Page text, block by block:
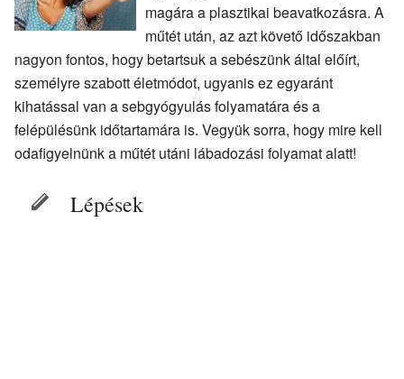
magára a plasztikai beavatkozásra. A
műtét után, az azt követő időszakban
nagyon fontos, hogy betartsuk a sebészünk által előírt,
személyre szabott életmódot, ugyanis ez egyaránt
kihatással van a sebgyógyulás folyamatára és a
felépülésünk időtartamára is. Vegyük sorra, hogy mire kell
odafigyelnünk a műtét utáni lábadozási folyamat alatt!
Lépések